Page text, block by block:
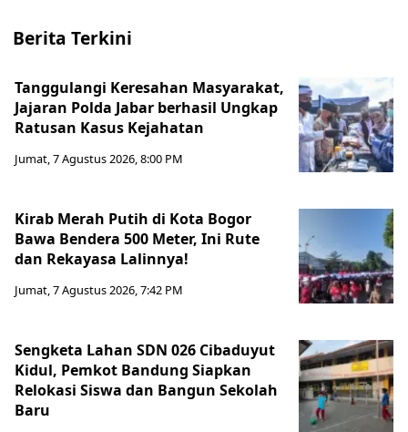
Berita Terkini
Tanggulangi Keresahan Masyarakat,
Jajaran Polda Jabar berhasil Ungkap
Ratusan Kasus Kejahatan
Jumat, 7 Agustus 2026, 8:00 PM
Kirab Merah Putih di Kota Bogor
Bawa Bendera 500 Meter, Ini Rute
dan Rekayasa Lalinnya!
Jumat, 7 Agustus 2026, 7:42 PM
Sengketa Lahan SDN 026 Cibaduyut
Kidul, Pemkot Bandung Siapkan
Relokasi Siswa dan Bangun Sekolah
Baru